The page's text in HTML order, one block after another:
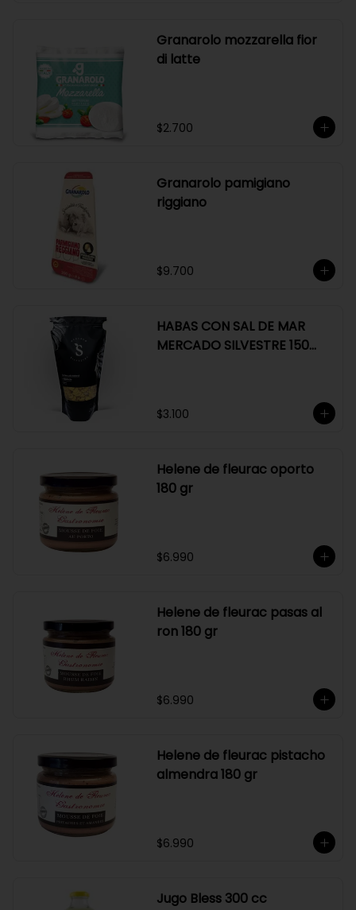
Granarolo mozzarella fior
di latte
$2.700
Granarolo pamigiano
riggiano
$9.700
HABAS CON SAL DE MAR
MERCADO SILVESTRE 150
$3.100
Helene de fleurac oporto
180 gr
$6.990
Helene de fleurac pasas al
ron 180 gr
$6.990
Helene de fleurac pistacho
almendra 180 gr
$6.990
Jugo Bless 300 cc